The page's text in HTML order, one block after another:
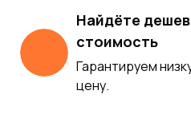
Найдёте
стоимость
Гарантируем
цену.